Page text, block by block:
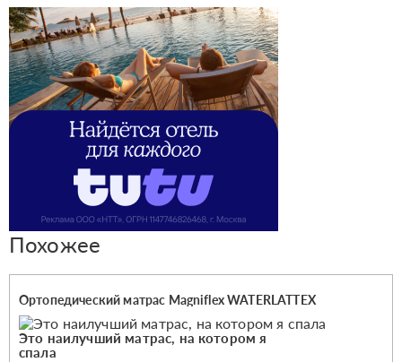
Похожее
Ортопедический матрас Magniflex WATERLATTEX
Это наилучший матрас, на котором я
спала